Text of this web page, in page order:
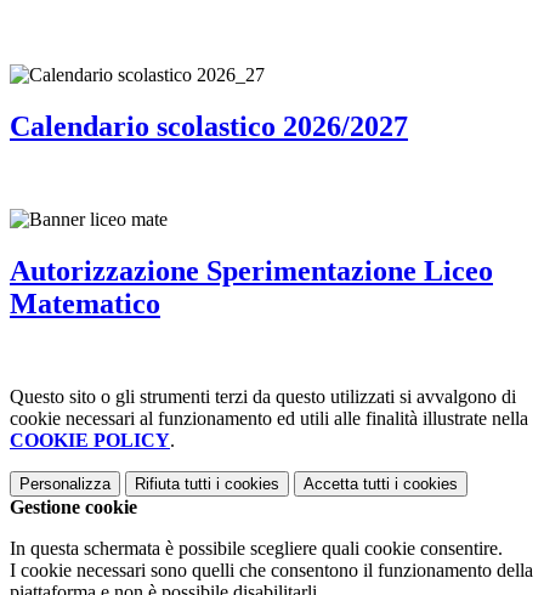
Calendario scolastico 2026/2027
Autorizzazione Sperimentazione Liceo
Matematico
Questo sito o gli strumenti terzi da questo utilizzati si avvalgono di
cookie necessari al funzionamento ed utili alle finalità illustrate nella
COOKIE POLICY.
Personalizza Rifiuta tutti i cookies Accetta tutti i cookies
Gestione cookie
In questa schermata è possibile scegliere quali cookie consentire.
I cookie necessari sono quelli che consentono il funzionamento della